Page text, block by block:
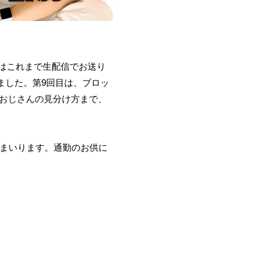
これまで生配信でお送り
た。第9回目は、ブロッ
さんの見分け方まで、
いります。通勤のお供に